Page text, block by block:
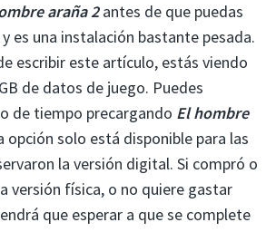
araña 2antes de que puedas
es una instalación bastante pesada.
escribir este artículo, estás viendo
de datos de juego. Puedes
de tiempo precargando El hombre
opción solo está disponible para las
la versión digital. Si compró o
versión física, o no quiere gastar
que esperar a que se complete